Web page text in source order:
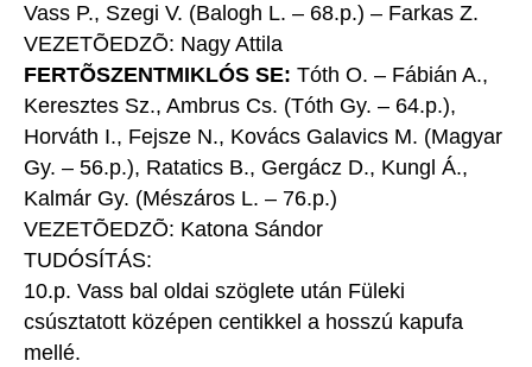
Vass P., Szegi V. (Balogh L. – 68.p.) – Farkas Z.
VEZETÕEDZÕ: Nagy Attila
FERTÕSZENTMIKLÓS SE: Tóth O. – Fábián A.,
Keresztes Sz., Ambrus Cs. (Tóth Gy. – 64.p.),
Horváth I., Fejsze N., Kovács Galavics M. (Magyar
Gy. – 56.p.), Ratatics B., Gergácz D., Kungl Á.,
Kalmár Gy. (Mészáros L. – 76.p.)
VEZETÕEDZÕ: Katona Sándor
TUDÓSÍTÁS:
10.p. Vass bal oldai szöglete után Füleki
csúsztatott középen centikkel a hosszú kapufa
mellé.